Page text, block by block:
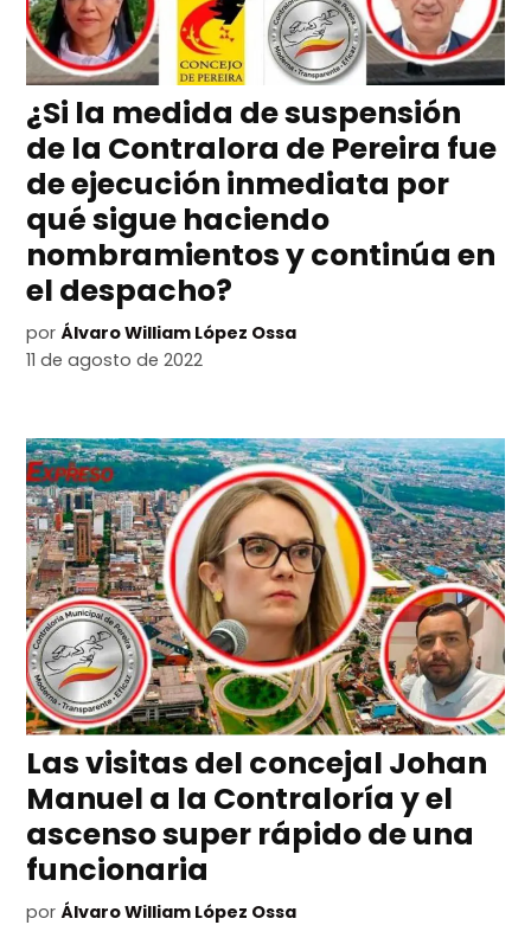
¿Si la medida de suspensión
de la Contralora de Pereira fue
de ejecución inmediata por
qué sigue haciendo
nombramientos y continúa en
el despacho?
por Álvaro William López Ossa
11 de agosto de 2022
Las visitas del concejal Johan
Manuel a la Contraloría y el
ascenso super rápido de una
funcionaria
por Álvaro William López Ossa